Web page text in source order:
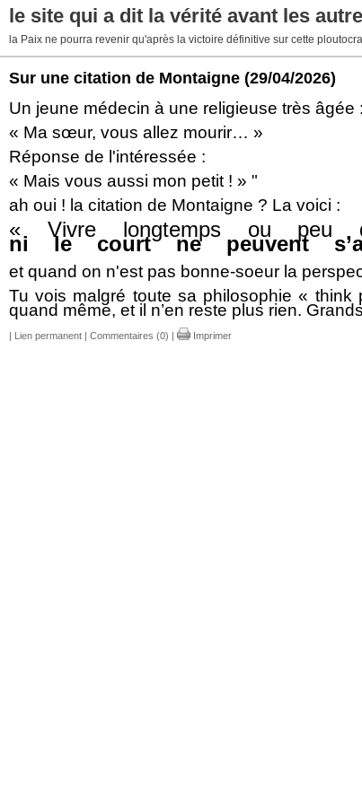
le site qui a dit la vérité avant les
la Paix ne pourra revenir qu'après la victoire définitive sur cette
Sur une citation de Montaigne (29/04/2026)
Un jeune médecin à une religieuse très âgée :
« Ma sœur, vous allez mourir… »
Réponse de l'intéressée :
« Mais vous aussi mon petit ! » "
ah oui ! la citation de Montaigne ? La voici :
« Vivre longtemps ou
ni le court ne peuvent
et quand on n'est pas bonne-soeur la
Tu vois malgré toute sa philosophie «
quand même, et il n’en reste plus rien.
| Lien permanent | Commentaires (0) | Imprimer